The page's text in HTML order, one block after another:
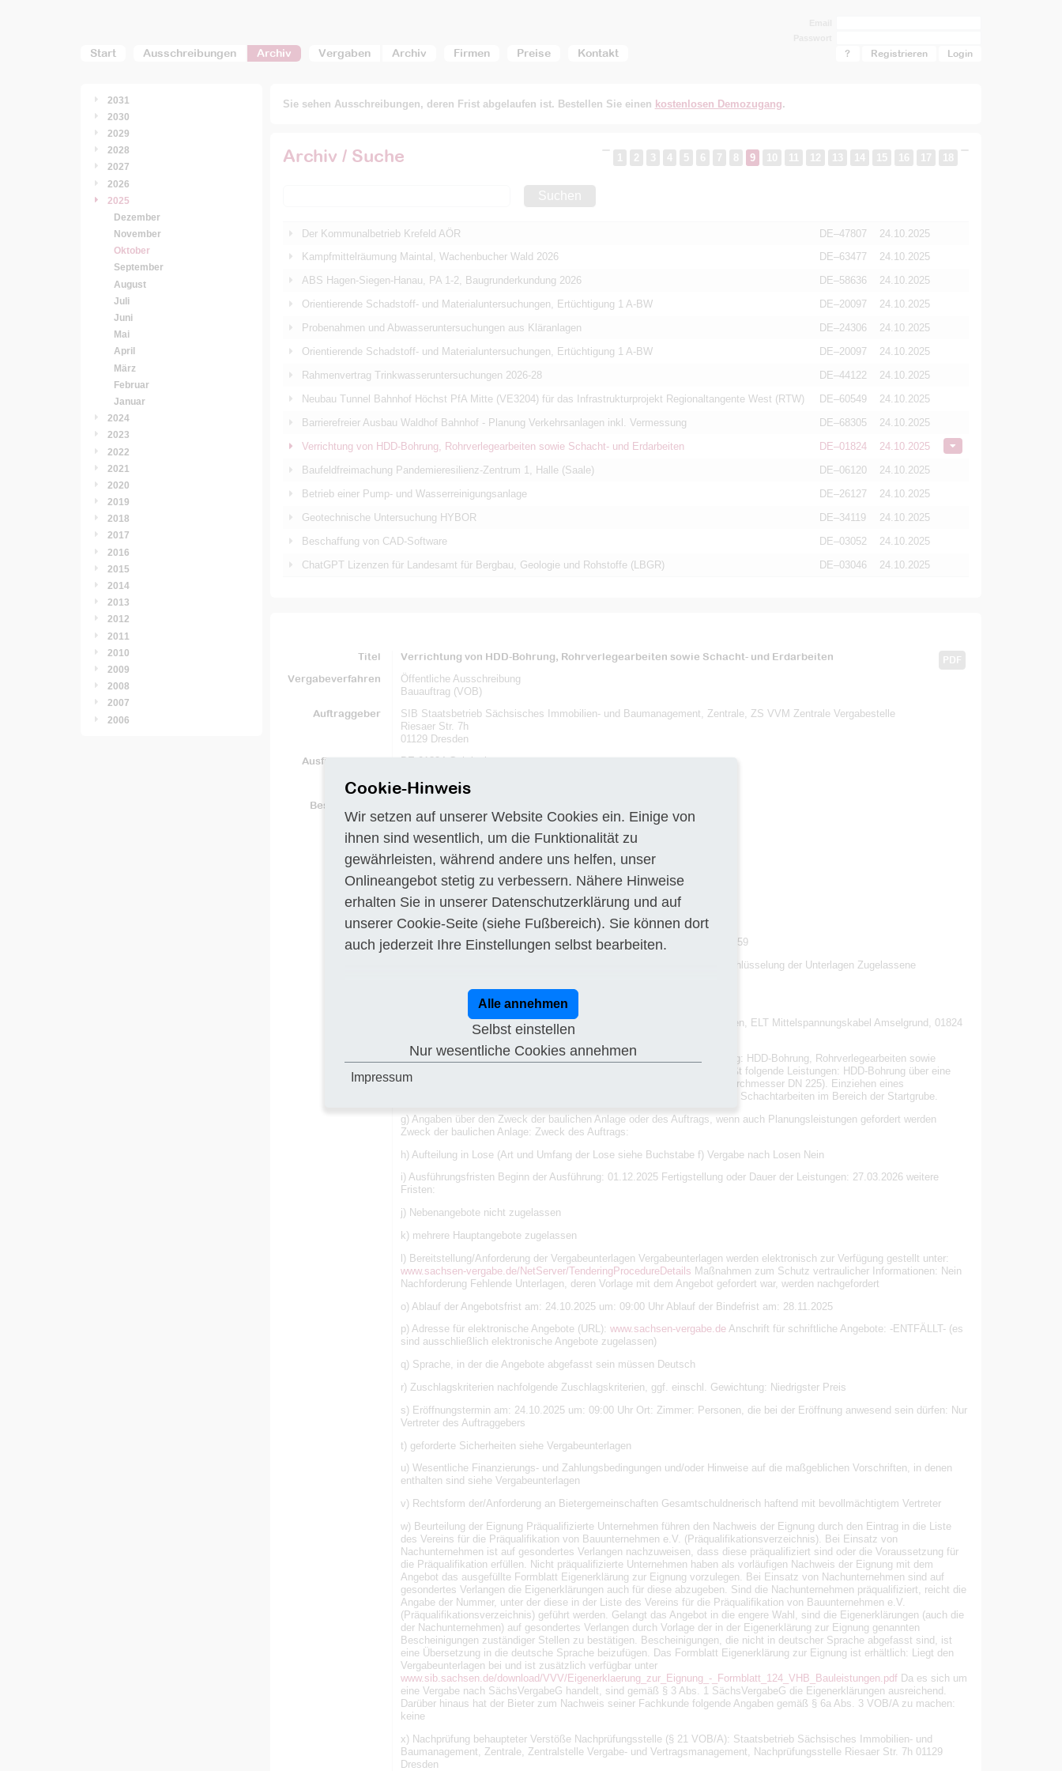
Start Ausschreibungen Archiv Vergaben Archiv Firmen Preise Kontakt ? Registrieren
2031
2030
2029
2028
2027
2026
2025
Dezember
November
Oktober
September
August
Juli
Juni
Mai
April
März
Februar
Januar
2024
2023
2022
2021
2020
2019
2018
2017
2016
2015
2014
2013
2012
2011
2010
2009
2008
2007
2006
Sie sehen Ausschreibungen, deren Frist abgelaufen ist. Bestellen Sie einen kostenlosen Demozugang.
Archiv / Suche 1 2 3 4 5 6 7 8 9 10 11 12 13 14 15 16 17 18
Suchen
Der Kommunalbetrieb Krefeld AÖR DE–47807
24.10.2025
Kampfmittelräumung Maintal, Wachenbucher Wald 2026
DE–63477
24.10.2025
ABS Hagen-Siegen-Hanau, PA 1-2, Baugrunderkundung 2026
DE–58636
24.10.2025
Orientierende Schadstoff- und Materialuntersuchungen, Ertüchtigung 1 A-BW
DE–20097
24.10.2025
Probenahmen und Abwasseruntersuchungen aus Kläranlagen
DE–24306
24.10.2025
Orientierende Schadstoff- und Materialuntersuchungen, Ertüchtigung 1 A-BW
DE–20097
24.10.2025
Rahmenvertrag Trinkwasseruntersuchungen 2026-28
DE–44122
24.10.2025
Neubau Tunnel Bahnhof Höchst PfA Mitte (VE3204) für das Infrastrukturprojekt Regionaltangente West (RTW)
DE–60549
24.10.2025
Barrierefreier Ausbau Waldhof Bahnhof - Planung Verkehrsanlagen inkl. Vermessung
DE–68305
24.10.2025
Verrichtung von HDD-Bohrung, Rohrverlegearbeiten sowie Schacht- und Erdarbeiten
DE–01824
24.10.2025
Baufeldfreimachung Pandemieresilienz-Zentrum 1, Halle (Saale)
DE–06120
24.10.2025
Betrieb einer Pump- und Wasserreinigungsanlage
DE–26127
24.10.2025
Geotechnische Untersuchung HYBOR
DE–34119
24.10.2025
Beschaffung von CAD-Software
DE–03052
24.10.2025
ChatGPT Lizenzen für Landesamt für Bergbau, Geologie und Rohstoffe (LBGR)
DE–03046 24.10.2025
Titel PDF
Verrichtung von HDD-Bohrung, Rohrverlegearbeiten sowie Schacht- und Erdarbeiten
Vergabeverfahren
Öffentliche Ausschreibung
Bauauftrag (VOB)
Auftraggeber
SIB Staatsbetrieb Sächsisches Immobilien- und Baumanagement, Zentrale, ZS VVM Zentrale Vergabestelle
Riesaer Str. 7h
01129 Dresden
Ausführungsort
DE-01824 Gohrisch
Frist
24.10.2025
Beschreibung
Fax: +49 351-4510994560
E-Mail: vergaben@sib.smf.sachsen.de
www.sib.sachsen.de
b) Vergabeverfahren: Öffentliche Ausschreibung Vergabenummer: 25A40259
c) Angaben zum elektronischen Vergabeverfahren und zur Ver- und Entschlüsselung der Unterlagen Zugelassene
d) Art des Auftrags Ausführung von Bauleistungen
e) Ort der Ausführung Landesbühnen Sachsen GmbH, Felsenbühne Rathen, ELT Mittelspannungskabel Amselgrund, 01824
Kurort Rathen, Sachs
f) Art und Umfang der Leistung, ggf. aufgeteilt nach Losen Art der Leistung: HDD-Bohrung, Rohrverlegearbeiten sowie
Schacht- und Erdarbeiten Umfang der Leistung: Die Ausschreibung umfaßt folgende Leistungen: HDD-Bohrung über eine
Länge von 260 m und mit einem Höhenunterschied von ca. 110 m (Enddurchmesser DN 225). Einziehen eines
Kabelschutzrohres DN 160 über eine Länge von 260 m. Durchführung von Schachtarbeiten im Bereich der Startgrube.
g) Angaben über den Zweck der baulichen Anlage oder des Auftrags, wenn auch Planungsleistungen gefordert werden
Zweck der baulichen Anlage: Zweck des Auftrags:
h) Aufteilung in Lose (Art und Umfang der Lose siehe Buchstabe f) Vergabe nach Losen Nein
i) Ausführungsfristen Beginn der Ausführung: 01.12.2025 Fertigstellung oder Dauer der Leistungen: 27.03.2026 weitere
Fristen:
j) Nebenangebote nicht zugelassen
k) mehrere Hauptangebote zugelassen
l) Bereitstellung/Anforderung der Vergabeunterlagen Vergabeunterlagen werden elektronisch zur Verfügung gestellt unter:
www.sachsen-vergabe.de/NetServer/TenderingProcedureDetails Maßnahmen zum Schutz vertraulicher Informationen: Nein
Nachforderung Fehlende Unterlagen, deren Vorlage mit dem Angebot gefordert war, werden nachgefordert
o) Ablauf der Angebotsfrist am: 24.10.2025 um: 09:00 Uhr Ablauf der Bindefrist am: 28.11.2025
p) Adresse für elektronische Angebote (URL): www.sachsen-vergabe.deAnschrift für schriftliche Angebote: -ENTFÄLLT- (es
sind ausschließlich elektronische Angebote zugelassen)
q) Sprache, in der die Angebote abgefasst sein müssen Deutsch
r) Zuschlagskriterien nachfolgende Zuschlagskriterien, ggf. einschl. Gewichtung: Niedrigster Preis
s) Eröffnungstermin am: 24.10.2025 um: 09:00 Uhr Ort: Zimmer: Personen, die bei der Eröffnung anwesend sein dürfen: Nur
Vertreter des Auftraggebers
t) geforderte Sicherheiten siehe Vergabeunterlagen
u) Wesentliche Finanzierungs- und Zahlungsbedingungen und/oder Hinweise auf die maßgeblichen Vorschriften, in denen
enthalten sind siehe Vergabeunterlagen
v) Rechtsform der/Anforderung an Bietergemeinschaften Gesamtschuldnerisch haftend mit bevollmächtigtem Vertreter
w) Beurteilung der Eignung Präqualifizierte Unternehmen führen den Nachweis der Eignung durch den Eintrag in die Liste
des Vereins für die Präqualifikation von Bauunternehmen e.V. (Präqualifikationsverzeichnis). Bei Einsatz von
Nachunternehmen ist auf gesondertes Verlangen nachzuweisen, dass diese präqualifiziert sind oder die Voraussetzung für
die Präqualifikation erfüllen. Nicht präqualifizierte Unternehmen haben als vorläufigen Nachweis der Eignung mit dem
Angebot das ausgefüllte Formblatt Eigenerklärung zur Eignung vorzulegen. Bei Einsatz von Nachunternehmen sind auf
gesondertes Verlangen die Eigenerklärungen auch für diese abzugeben. Sind die Nachunternehmen präqualifiziert, reicht die
Angabe der Nummer, unter der diese in der Liste des Vereins für die Präqualifikation von Bauunternehmen e.V.
(Präqualifikationsverzeichnis) geführt werden. Gelangt das Angebot in die engere Wahl, sind die Eigenerklärungen (auch die
der Nachunternehmen) auf gesondertes Verlangen durch Vorlage der in der Eigenerklärung zur Eignung genannten
Bescheinigungen zuständiger Stellen zu bestätigen. Bescheinigungen, die nicht in deutscher Sprache abgefasst sind, ist
eine Übersetzung in die deutsche Sprache beizufügen. Das Formblatt Eigenerklärung zur Eignung ist erhältlich: Liegt den
Vergabeunterlagen bei und ist zusätzlich verfügbar unter
www.sib.sachsen.de/download/VVV/Eigenerklaerung_zur_Eignung_-_Formblatt_124_VHB_Bauleistungen.pdfDa es sich um
eine Vergabe nach SächsVergabeG handelt, sind gemäß § 3 Abs. 1 SächsVergabeG die Eigenerklärungen ausreichend.
Darüber hinaus hat der Bieter zum Nachweis seiner Fachkunde folgende Angaben gemäß § 6a Abs. 3 VOB/A zu machen:
keine
x) Nachprüfung behaupteter Verstöße Nachprüfungsstelle (§ 21 VOB/A): Staatsbetrieb Sächsisches Immobilien- und
Baumanagement, Zentrale, Zentralstelle Vergabe- und Vertragsmanagement, Nachprüfungsstelle Riesaer Str. 7h 01129
Dresden
Cookie-Hinweis
Wir setzen auf unserer Website Cookies ein. Einige von
ihnen sind wesentlich, um die Funktionalität zu
gewährleisten, während andere uns helfen, unser
Onlineangebot stetig zu verbessern. Nähere Hinweise
erhalten Sie in unserer Datenschutzerklärung und auf
unserer Cookie-Seite (siehe Fußbereich). Sie können dort
auch jederzeit Ihre Einstellungen selbst bearbeiten.
Alle annehmen
Selbst einstellen
Nur wesentliche Cookies annehmen
Impressum